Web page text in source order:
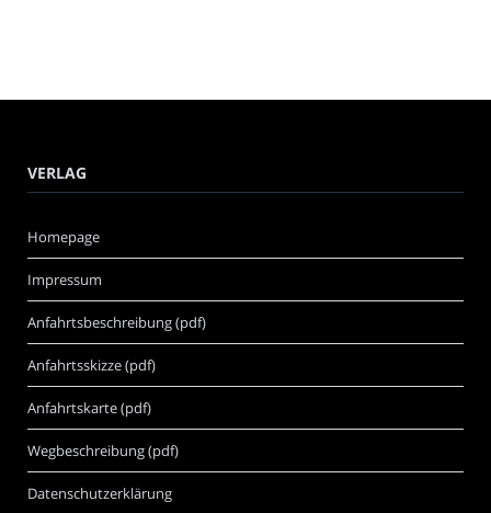
VERLAG
Homepage
Impressum
Anfahrtsbeschreibung (pdf)
Anfahrtsskizze (pdf)
Anfahrtskarte (pdf)
Wegbeschreibung (pdf)
Datenschutzerklärung